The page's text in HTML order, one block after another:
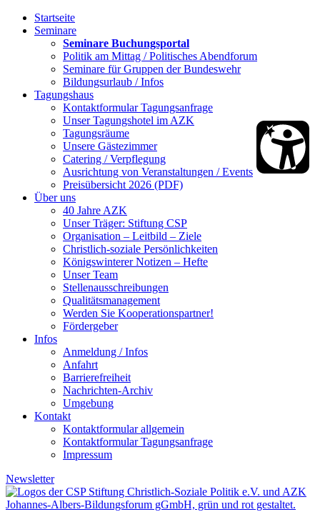
Startseite
Seminare
Seminare Buchungsportal
Politik am Mittag / Politisches Abendforum
Seminare für Gruppen der Bundeswehr
Bildungsurlaub / Infos
Tagungshaus
Kontaktformular Tagungsanfrage
Unser Tagungshotel im AZK
Tagungsräume
Unsere Gästezimmer
Catering / Verpflegung
Ausrichtung von Veranstaltungen / Events
Preisübersicht 2026 (PDF)
Über uns
40 Jahre AZK
Unser Träger: Stiftung CSP
Organisation – Leitbild – Ziele
Christlich-soziale Persönlichkeiten
Königswinterer Notizen – Hefte
Unser Team
Stellenausschreibungen
Qualitätsmanagement
Werden Sie Kooperationspartner!
Fördergeber
Infos
Anmeldung / Infos
Anfahrt
Barrierefreiheit
Nachrichten-Archiv
Umgebung
Kontakt
Kontaktformular allgemein
Kontaktformular Tagungsanfrage
Impressum
Newsletter